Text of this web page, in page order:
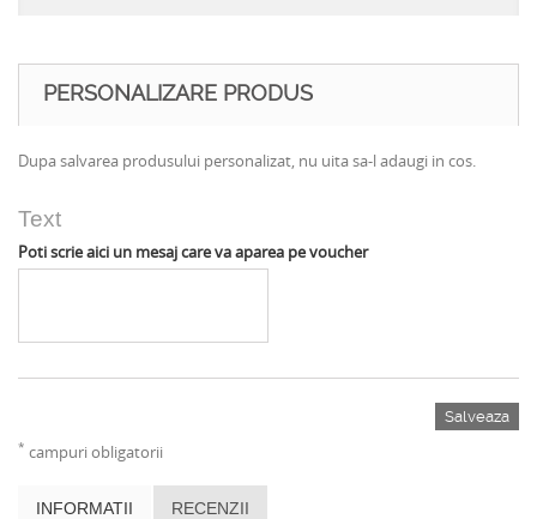
PERSONALIZARE PRODUS
Dupa salvarea produsului personalizat, nu uita sa-l adaugi in cos.
Text
Poti scrie aici un mesaj care va aparea pe voucher
Salveaza
* campuri obligatorii
INFORMATII RECENZII